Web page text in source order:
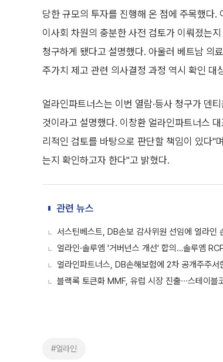
당한 규모의 투자를 진행해 온 점에 주목했다.
이사회 차원의 충분한 사전 검토가 이뤄졌는
청구하게 됐다고 설명했다. 아울러 베트남 의
주가치 제고 관련 의사결정 과정 역시 확인 대
얼라인파트너스는 이번 열람·등사 청구가 덴
것이라고 설명했다. 이창환 얼라인파트너스
리적인 검토를 바탕으로 판단할 책임이 있다"
는지 확인하고자 한다"고 밝혔다.
관련 뉴스
서스틴베스트, DB손보 감사위원 선임에 얼라인
얼라인·솔루엠 '거버넌스 개선' 합의…솔루엠
얼라인파트너스, DB손해보험에 2차 공개주주
블랙록 토큰화 MMF, 유럽 시장 진출∙∙∙스테이블
#얼라인